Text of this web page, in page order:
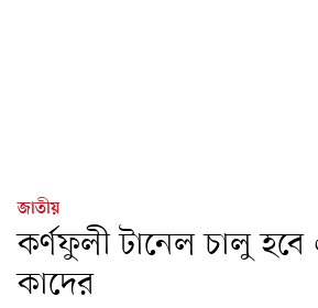
জাতীয়
কর্ণফুলী টানেল চালু
কাদের